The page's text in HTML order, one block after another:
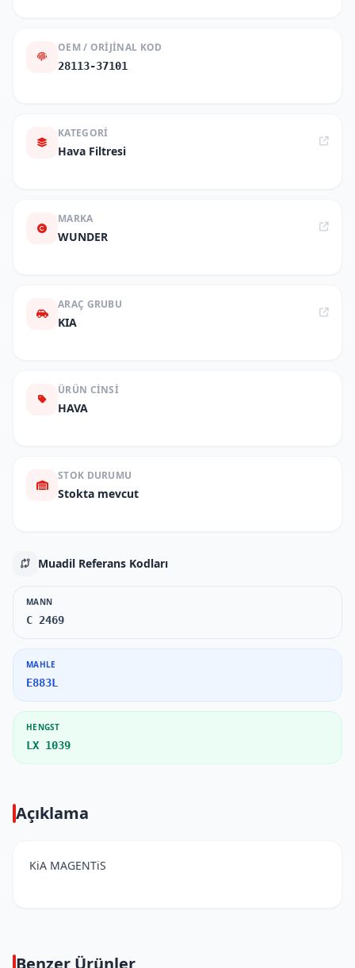
OEM / ORIJINAL KOD
28113-37101
KATEGORI
Hava Filtresi
MARKA
WUNDER
ARAÇ GRUBU
KIA
ÜRÜN CINSI
HAVA
STOK DURUMU
Stokta mevcut
Muadil Referans Kodları
MANN
C 2469
MAHLE
E883L
HENGST
LX 1039
Açıklama
KiA MAGENTiS
Benzer Ürünler